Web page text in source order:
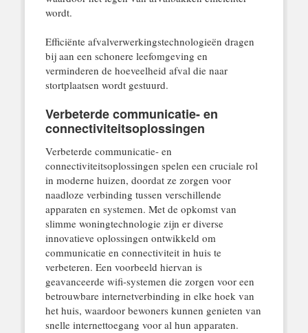
wordt.
Efficiënte afvalverwerkingstechnologieën dragen
bij aan een schonere leefomgeving en
verminderen de hoeveelheid afval die naar
stortplaatsen wordt gestuurd.
Verbeterde communicatie- en
connectiviteitsoplossingen
Verbeterde communicatie- en
connectiviteitsoplossingen spelen een cruciale rol
in moderne huizen, doordat ze zorgen voor
naadloze verbinding tussen verschillende
apparaten en systemen. Met de opkomst van
slimme woningtechnologie zijn er diverse
innovatieve oplossingen ontwikkeld om
communicatie en connectiviteit in huis te
verbeteren. Een voorbeeld hiervan is
geavanceerde wifi-systemen die zorgen voor een
betrouwbare internetverbinding in elke hoek van
het huis, waardoor bewoners kunnen genieten van
snelle internettoegang voor al hun apparaten.